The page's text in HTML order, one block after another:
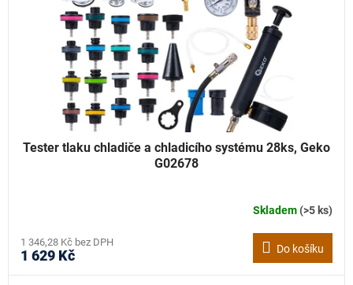
Tester tlaku chladiče a chladicího systému 28ks, Geko
G02678
Skladem(>5 ks)
1 346,28 Kč bez DPH
1 629 Kč Do košíku